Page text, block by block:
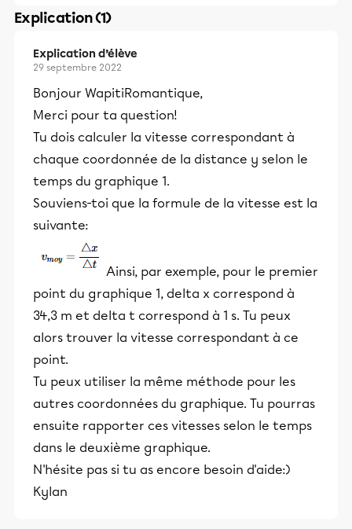
Explication (1)
Explication d’élève
29 septembre 2022
Bonjour WapitiRomantique,
Merci pour ta question!
Tu dois calculer la vitesse correspondant à
chaque coordonnée de la distance y selon le
temps du graphique 1.
Souviens-toi que la formule de la vitesse est la
suivante:
Ainsi, par exemple, pour le premier
point du graphique 1, delta x correspond à
34,3 m et delta t correspond à 1 s. Tu peux
alors trouver la vitesse correspondant à ce
point.
Tu peux utiliser la même méthode pour les
autres coordonnées du graphique. Tu pourras
ensuite rapporter ces vitesses selon le temps
dans le deuxième graphique.
N'hésite pas si tu as encore besoin d'aide:)
Kylan